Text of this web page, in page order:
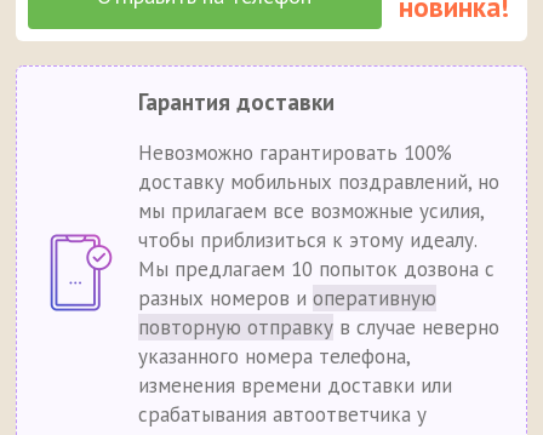
Гарантия доставки
Невозможно гарантировать 100%
доставку мобильных поздравлений, но
мы прилагаем все возможные усилия,
чтобы приблизиться к этому идеалу.
Мы предлагаем 10 попыток дозвона с
разных номеров иоперативную
повторную отправку в случае неверно
указанного номера телефона,
изменения времени доставки или
срабатывания автоответчика у